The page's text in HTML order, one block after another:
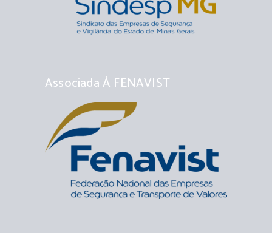
Associada À FENAVIST